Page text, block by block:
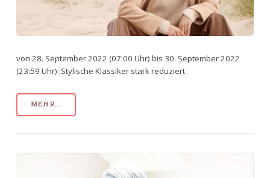
von 28. September 2022 (07:00 Uhr) bis 30. September 2022
(23:59 Uhr): Stylische Klassiker stark reduziert
MEHR...